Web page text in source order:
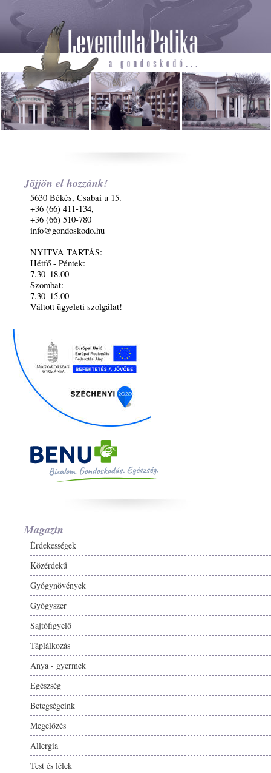
Jöjjön el hozzánk!
5630 Békés, Csabai u 15.
+36 (66) 411-134,
+36 (66) 510-780
info@gondoskodo.hu
NYITVA TARTÁS:
Hétfő - Péntek:
7.30–18.00
Szombat:
7.30–15.00
Váltott ügyeleti szolgálat!
Magazin
Érdekességek
Közérdekű
Gyógynövények
Gyógyszer
Sajtófigyelő
Táplálkozás
Anya - gyermek
Egészség
Betegségeink
Megelőzés
Allergia
Test és lélek